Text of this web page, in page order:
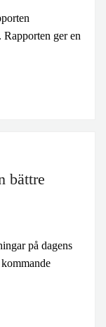
ger en
bättre
på dagens